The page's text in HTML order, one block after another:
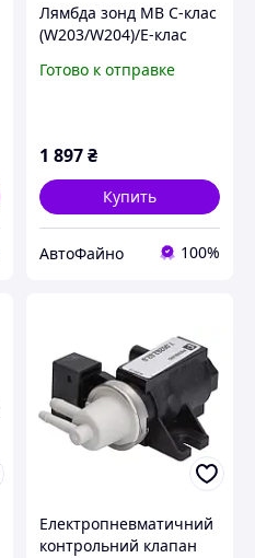
Лямбда зонд MB C-клас
(W203/W204)/E-клас
3.0D/4.0D/Smart Fortwo
Готово к отправке
1 897₴
Купить
АвтоФайно 100%
Електропневматичний
контрольний клапан